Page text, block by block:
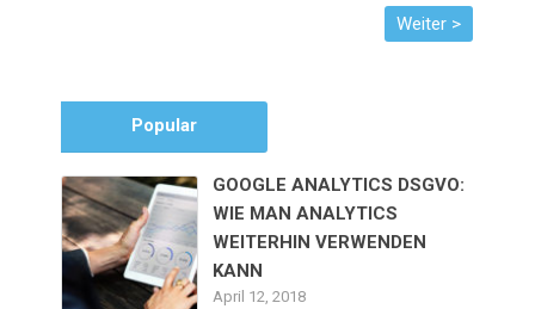
Popular
GOOGLE ANALYTICS DSGVO:
WIE MAN ANALYTICS
WEITERHIN VERWENDEN
KANN
April 12, 2018